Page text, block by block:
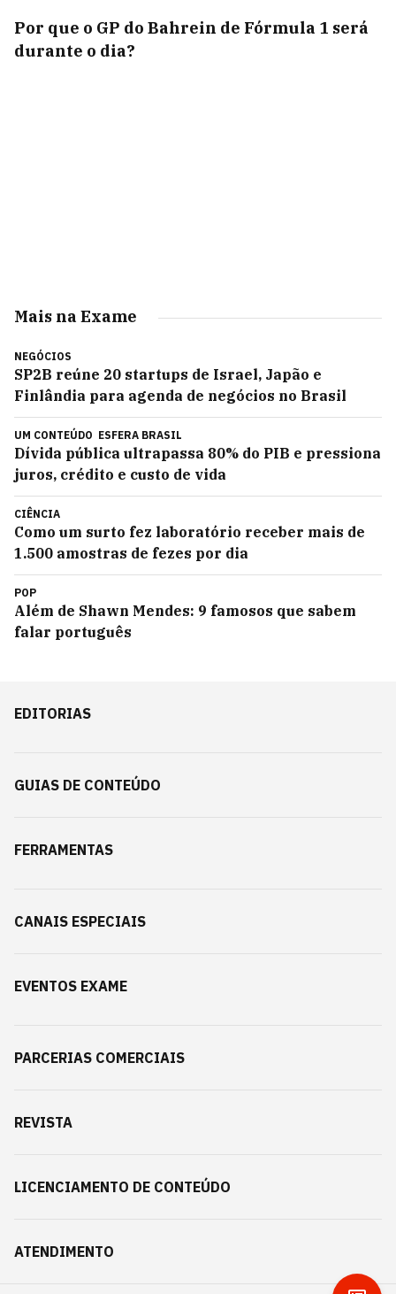
Por que o GP do Bahrein de Fórmula 1 será
durante o dia?
Mais na Exame
NEGÓCIOS
SP2B reúne 20 startups de Israel, Japão e
Finlândia para agenda de negócios no Brasil
UM CONTEÚDO ESFERA BRASIL
Dívida pública ultrapassa 80% do PIB e pressiona
juros, crédito e custo de vida
CIÊNCIA
Como um surto fez laboratório receber mais de
1.500 amostras de fezes por dia
POP
Além de Shawn Mendes: 9 famosos que sabem
falar português
EDITORIAS
GUIAS DE CONTEÚDO
FERRAMENTAS
CANAIS ESPECIAIS
EVENTOS EXAME
PARCERIAS COMERCIAIS
REVISTA
LICENCIAMENTO DE CONTEÚDO
ATENDIMENTO